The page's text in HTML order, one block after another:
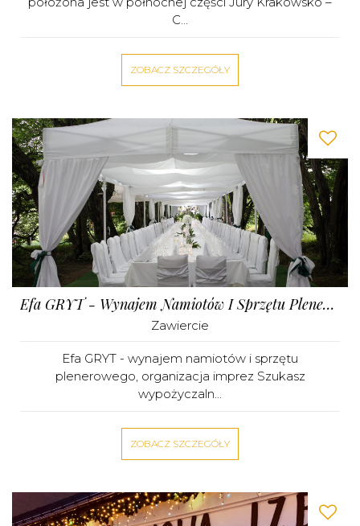
C...
ZOBACZ SZCZEGÓŁY
Efa GRYT - Wynajem Namiotów I Sprzętu Plenerowego, Organizacja Imprez
Zawiercie
Efa GRYT - wynajem namiotów i sprzętu
plenerowego, organizacja imprez Szukasz
wypożyczaln...
ZOBACZ SZCZEGÓŁY